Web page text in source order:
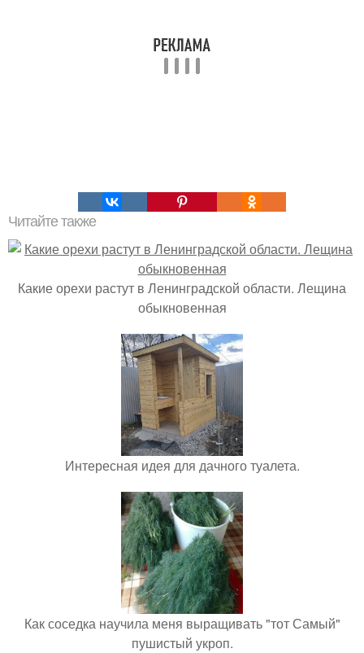
Читайте также
Какие орехи растут в Ленинградской области. Лещина
обыкновенная
Интересная идея для дачного туалета.
Как соседка научила меня выращивать "тот Самый"
пушистый укроп.